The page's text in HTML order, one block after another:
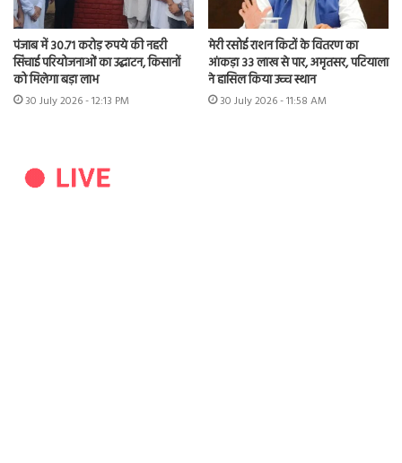
पंजाब में 30.71 करोड़ रुपये की नहरी
सिंचाई परियोजनाओं का उद्घाटन, किसानों
को मिलेगा बड़ा लाभ
30 July 2026 - 12:13 PM
मेरी रसोई राशन किटों के वितरण का
आंकड़ा 33 लाख से पार, अमृतसर, पटियाला
ने हासिल किया उच्च स्थान
30 July 2026 - 11:58 AM